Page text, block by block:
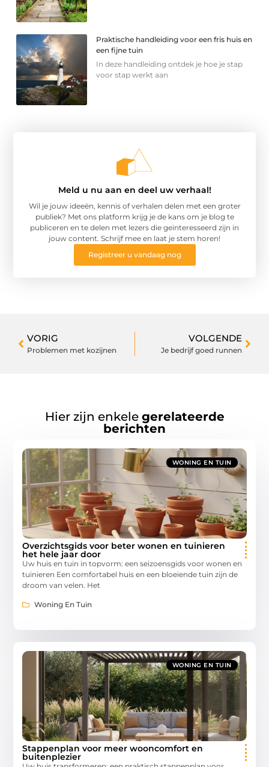
Praktische handleiding voor een fris huis en
een fijne tuin
In deze handleiding ontdek je hoe je stap
voor stap werkt aan
Meld u nu aan en deel uw verhaal!
Wil je jouw ideeën, kennis of verhalen delen met een groter
publiek? Met ons platform krijg je de kans om je blog te
publiceren en te delen met lezers die geïnteresseerd zijn in
jouw content. Schrijf mee en laat je stem horen!
Registreer u vandaag nog
VORIG
Problemen met kozijnen
VOLGENDE
Je bedrijf goed runnen
Hier zijn enkele gerelateerde
berichten
WONING EN TUIN
Overzichtsgids voor beter wonen en tuinieren
het hele jaar door
Uw huis en tuin in topvorm: een seizoensgids voor wonen en
tuinieren Een comfortabel huis en een bloeiende tuin zijn de
droom van velen. Het
Woning En Tuin
WONING EN TUIN
Stappenplan voor meer wooncomfort en
buitenplezier